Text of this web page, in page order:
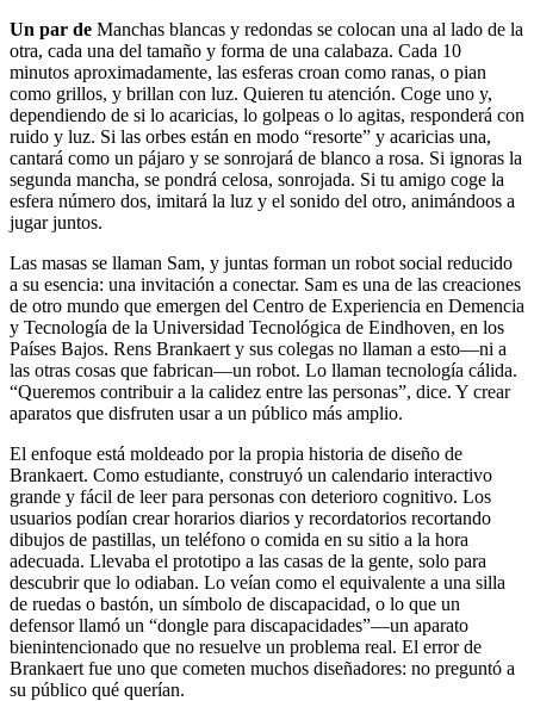
Un par de Manchas blancas y redondas se colocan una al lado de la
otra, cada una del tamaño y forma de una calabaza. Cada 10
minutos aproximadamente, las esferas croan como ranas, o pian
como grillos, y brillan con luz. Quieren tu atención. Coge uno y,
dependiendo de si lo acaricias, lo golpeas o lo agitas, responderá con
ruido y luz. Si las orbes están en modo “resorte” y acaricias una,
cantará como un pájaro y se sonrojará de blanco a rosa. Si ignoras la
segunda mancha, se pondrá celosa, sonrojada. Si tu amigo coge la
esfera número dos, imitará la luz y el sonido del otro, animándoos a
jugar juntos.
Las masas se llaman Sam, y juntas forman un robot social reducido
a su esencia: una invitación a conectar. Sam es una de las creaciones
de otro mundo que emergen del Centro de Experiencia en Demencia
y Tecnología de la Universidad Tecnológica de Eindhoven, en los
Países Bajos. Rens Brankaert y sus colegas no llaman a esto—ni a
las otras cosas que fabrican—un robot. Lo llaman tecnología cálida.
“Queremos contribuir a la calidez entre las personas”, dice. Y crear
aparatos que disfruten usar a un público más amplio.
El enfoque está moldeado por la propia historia de diseño de
Brankaert. Como estudiante, construyó un calendario interactivo
grande y fácil de leer para personas con deterioro cognitivo. Los
usuarios podían crear horarios diarios y recordatorios recortando
dibujos de pastillas, un teléfono o comida en su sitio a la hora
adecuada. Llevaba el prototipo a las casas de la gente, solo para
descubrir que lo odiaban. Lo veían como el equivalente a una silla
de ruedas o bastón, un símbolo de discapacidad, o lo que un
defensor llamó un “dongle para discapacidades”—un aparato
bienintencionado que no resuelve un problema real. El error de
Brankaert fue uno que cometen muchos diseñadores: no preguntó a
su público qué querían.